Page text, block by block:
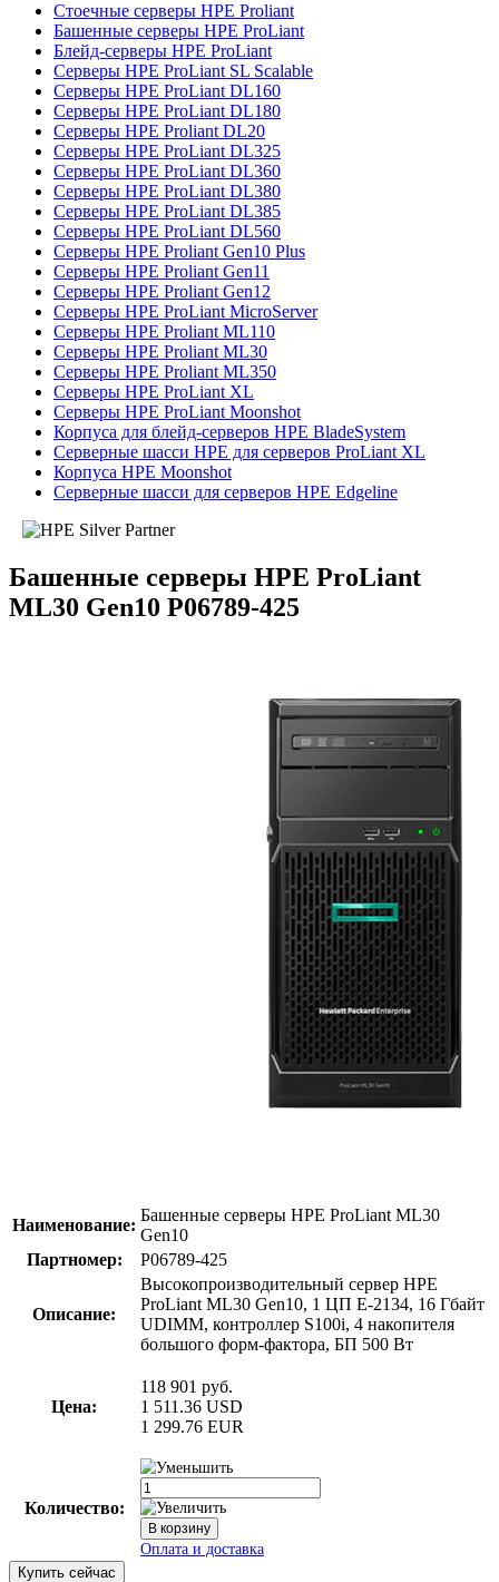
Стоечные серверы HPE Proliant
Башенные серверы HPE ProLiant
Блейд-серверы HPE ProLiant
Серверы HPE ProLiant SL Scalable
Серверы HPE ProLiant DL160
Серверы HPE ProLiant DL180
Серверы HPE Proliant DL20
Серверы HPE ProLiant DL325
Серверы HPE ProLiant DL360
Серверы HPE ProLiant DL380
Серверы HPE ProLiant DL385
Серверы HPE ProLiant DL560
Серверы HPE Proliant Gen10 Plus
Серверы HPE Proliant Gen11
Серверы HPE Proliant Gen12
Серверы HPE ProLiant MicroServer
Серверы HPE Proliant ML110
Серверы HPE Proliant ML30
Серверы HPE Proliant ML350
Серверы HPE ProLiant XL
Серверы HPE ProLiant Moonshot
Корпуса для блейд-серверов HPE BladeSystem
Серверные шасси HPE для серверов ProLiant XL
Корпуса HPE Moonshot
Серверные шасси для серверов HPE Edgeline
Башенные серверы HPE ProLiant
ML30 Gen10 P06789-425
Наименование:
Башенные серверы HPE ProLiant ML30
Gen10
Партномер:
P06789-425
Описание:
Высокопроизводительный сервер HPE
ProLiant ML30 Gen10, 1 ЦП E-2134, 16 Гбайт
UDIMM, контроллер S100i, 4 накопителя
большого форм-фактора, БП 500 Вт
Цена:
118 901 руб.
1 511.36 USD
1 299.76 EUR
Количество:
Купить сейчас